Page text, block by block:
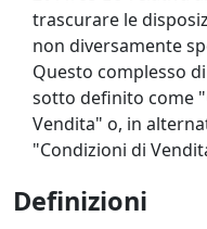
trascurare le
non diversamente
Questo complesso
sotto definito come
Vendita" o, in
"Condizioni di
Definizioni